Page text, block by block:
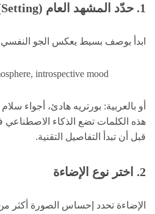
1. حدّد المشهد العام (Setting)
ابدأ بوصف بسيط يعكس الجو
introspective mood
أو بالعربية: بورتريه هادئ، أجواء
هذه الكلمات تضع الذكاء الاصطناعي
قبل أن تبدأ التفاصيل التقنية.
2. اختر نوع الإضاءة
الإضاءة تحدد إحساس الصورة أكثر